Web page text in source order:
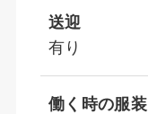
送迎
有り
働く時の服装